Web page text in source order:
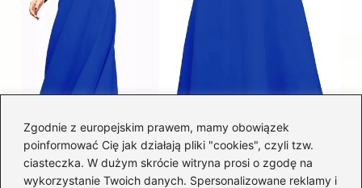
Zgodnie z europejskim prawem, mamy obowiązek
poinformować Cię jak działają pliki "cookies", czyli tzw.
ciasteczka. W dużym skrócie witryna prosi o zgodę na
wykorzystanie Twoich danych. Spersonalizowane reklamy i
Łatwy sposób jak skrócić spódnicę z
półkoła w domu